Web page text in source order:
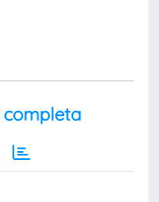
completa